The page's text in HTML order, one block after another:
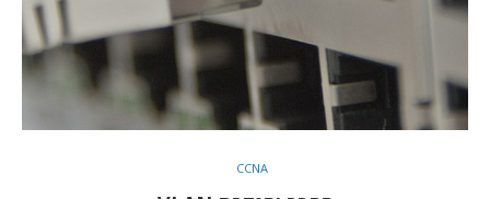
CCNA